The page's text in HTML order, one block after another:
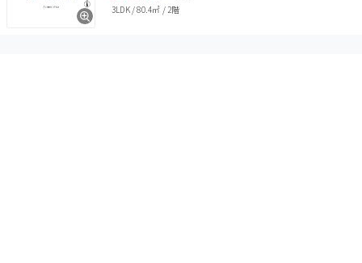
3LDK/80.4㎡ / 2階